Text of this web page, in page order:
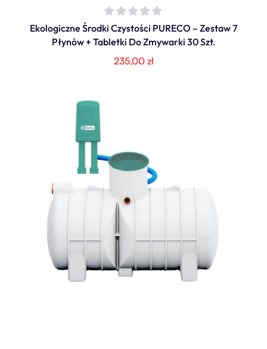
Ekologiczne Środki Czystości PURECO – Zestaw 7
Płynów + Tabletki Do Zmywarki 30 Szt.
235,00 zł